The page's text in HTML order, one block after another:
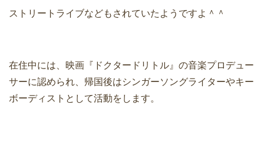
ストリートライブなどもされていたようですよ＾＾
在住中には、映画『ドクタードリトル』の音楽プロデュー
サーに認められ、帰国後はシンガーソングライターやキー
ボーディストとして活動をします。